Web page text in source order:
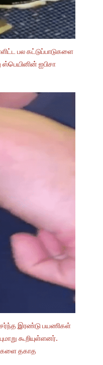
பல கட்டுப்பாடுகளை
ஸ்பெயினின் ஐபிசா
இரண்டு பயணிகள்
கூறியுள்ளனர்.
தகாத